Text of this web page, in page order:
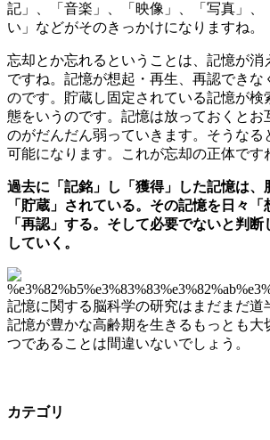
記」、「音楽」、「映像」、「写真」、
い」などがそのきっかけになりますね。
忘却とか忘れるということは、記憶が消
ですね。記憶が想起・再生、再認できな
のです。貯蔵し固定されている記憶が検
態をいうのです。記憶は放っておくとお
のがだんだん弱っていきます。そうなる
可能になります。これが忘却の正体です
過去に「記銘」し「獲得」した記憶は、
「貯蔵」されている。その記憶を日々
「再認」する。そして必要でないと判断
していく。
記憶に関する脳科学の研究はまだまだ道
記憶が豊かな高齢期を生きるもっとも大
つであることは間違いないでしょう。
カテゴリ